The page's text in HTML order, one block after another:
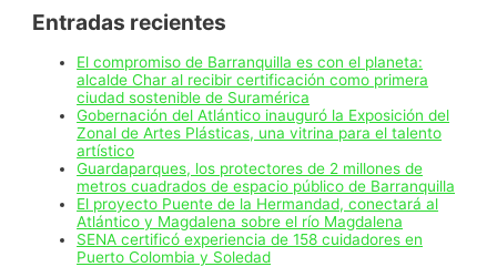
la
minera
hidrocarburos
declaratoria
reserva
permanente
Entradas recientes
El compromiso de Barranquilla es con el planeta:
alcalde Char al recibir certificación como primera
ciudad sostenible de Suramérica
Gobernación del Atlántico inauguró la Exposición del
Zonal de Artes Plásticas, una vitrina para el talento
artístico
Guardaparques, los protectores de 2 millones de
metros cuadrados de espacio público de Barranquilla
El proyecto Puente de la Hermandad, conectará al
Atlántico y Magdalena sobre el río Magdalena
SENA certificó experiencia de 158 cuidadores en
Puerto Colombia y Soledad